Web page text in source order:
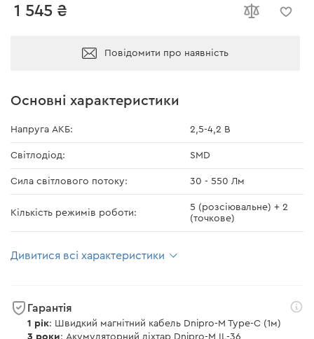
1 545 ₴
Повідомити про наявність
Основні характеристики
Напруга АКБ: 2,5-4,2 В
Світлодіод: SMD
Сила світлового потоку: 30 - 550 Лм
Кількість режимів роботи:
5 (розсіювальне) + 2
(точкове)
Дивитися всі характеристики
Гарантія
1 рік: Швидкий магнітний кабель Dnipro-M Type-C (1м)
3 роки: Акумуляторний ліхтар Dnipro-M IL-36